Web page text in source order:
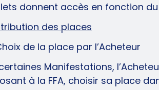
donnent accès en fonction
des places
de la place par l’Acheteur
Manifestations,
à la FFA, choisir sa place